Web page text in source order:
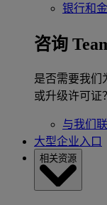
银行和
咨询
是否需要我们
或升级许可证？
与我们
大型企业入口
相关资源